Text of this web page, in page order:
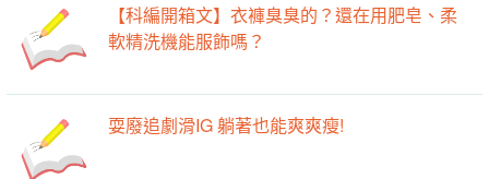
【科編開箱文】衣褲臭臭的？還在用肥皂、柔
軟精洗機能服飾嗎？
耍廢追劇滑IG 躺著也能爽爽瘦!